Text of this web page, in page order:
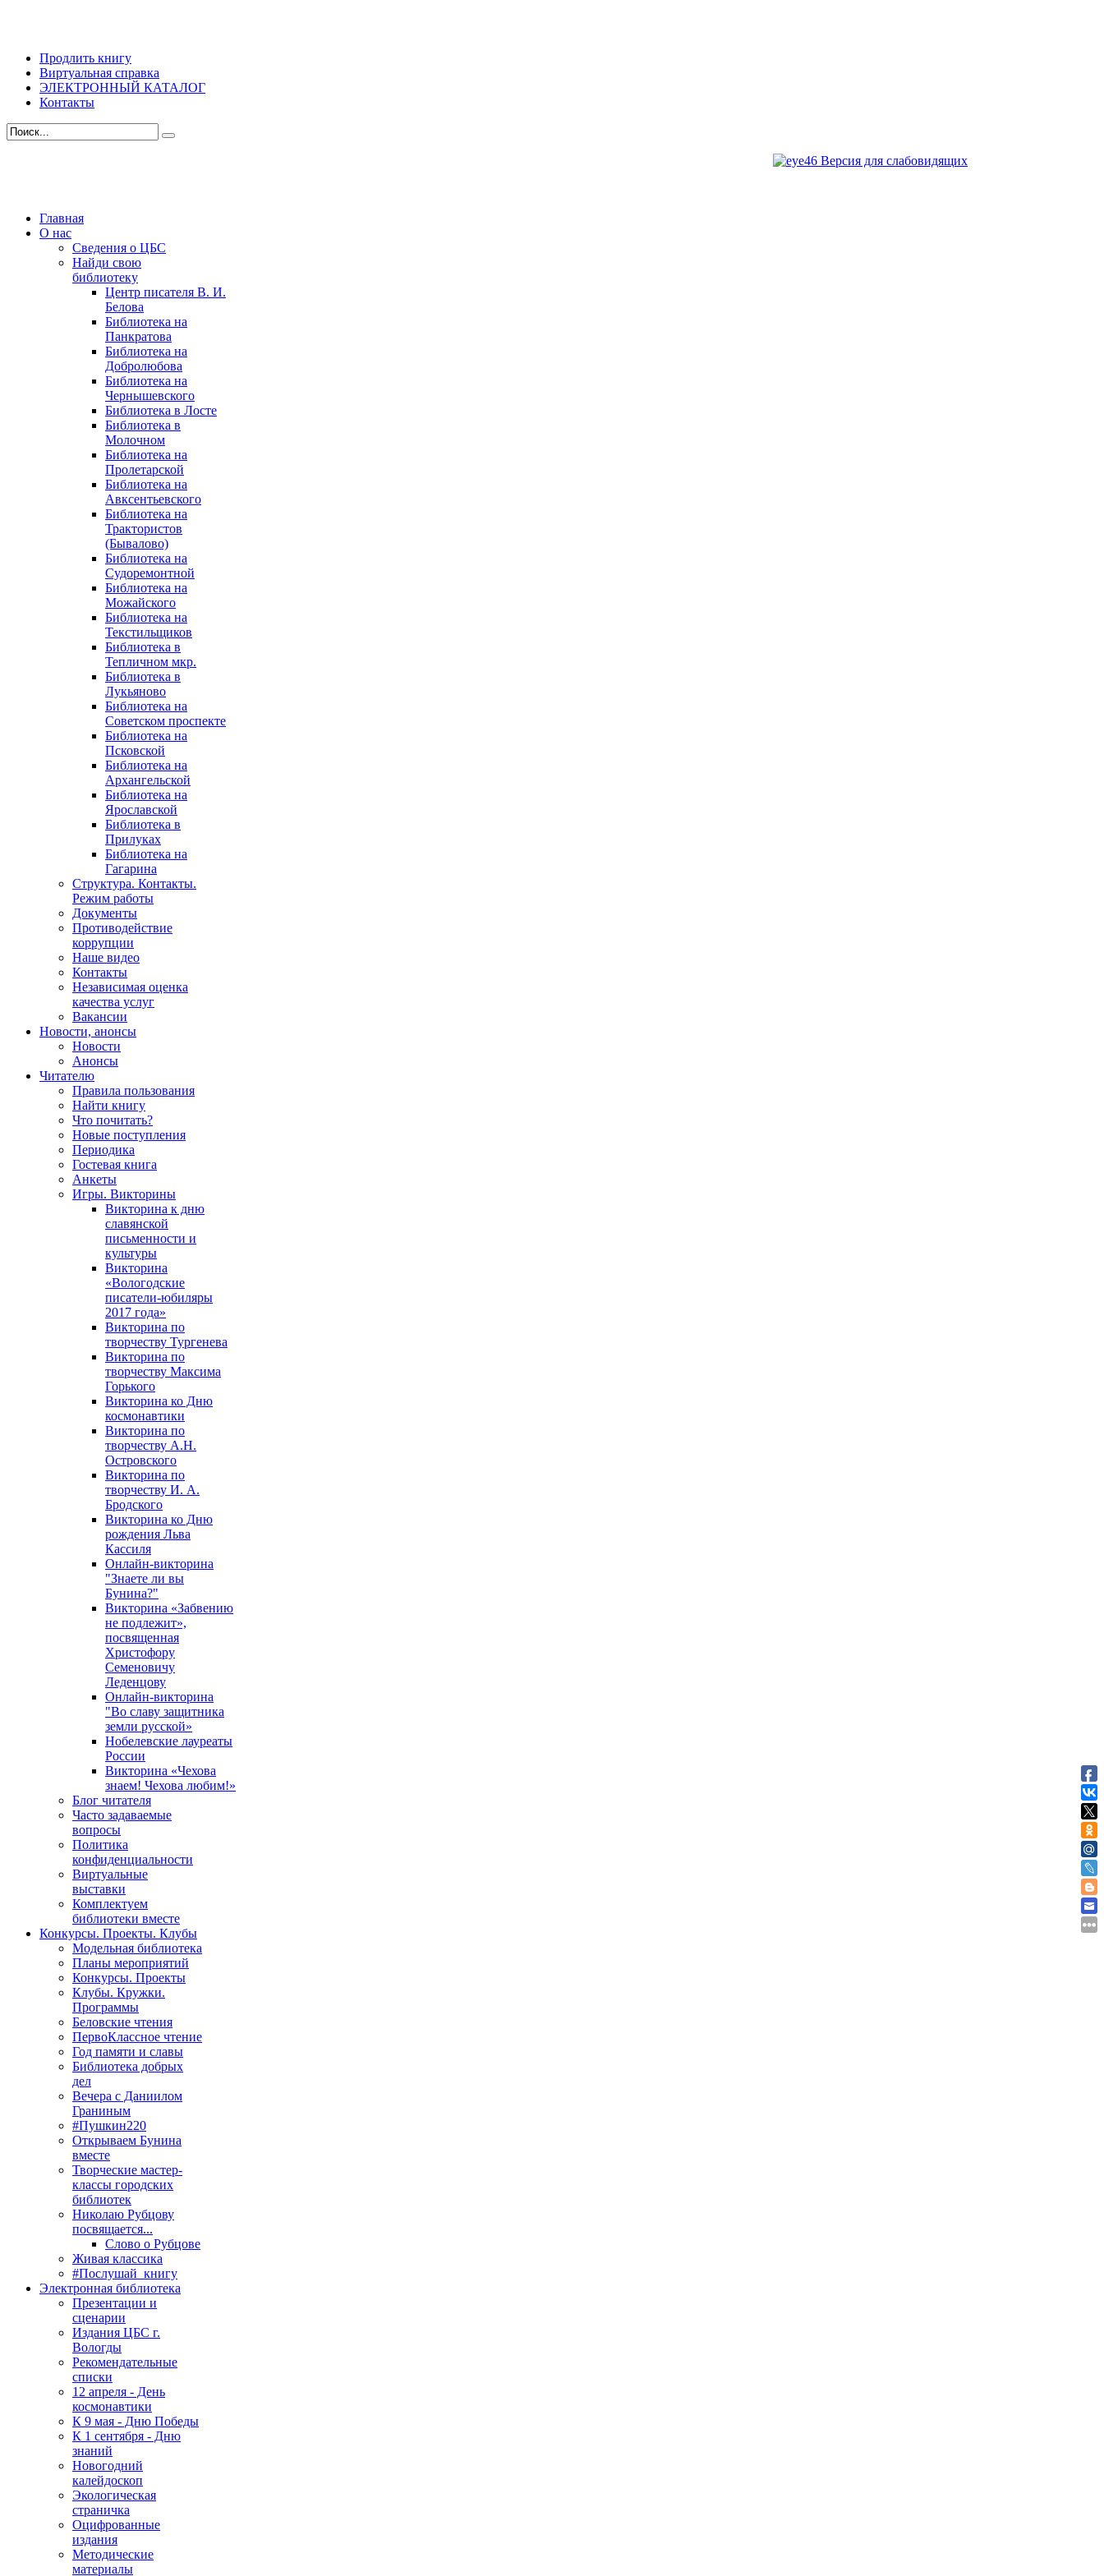
Продлить книгу
Виртуальная справка
ЭЛЕКТРОННЫЙ КАТАЛОГ
Контакты
Версия для слабовидящих
Главная
О нас
Сведения о ЦБС
Найди свою
библиотеку
Центр писателя В. И.
Белова
Библиотека на
Панкратова
Библиотека на
Добролюбова
Библиотека на
Чернышевского
Библиотека в Лосте
Библиотека в
Молочном
Библиотека на
Пролетарской
Библиотека на
Авксентьевского
Библиотека на
Трактористов
(Бывалово)
Библиотека на
Судоремонтной
Библиотека на
Можайского
Библиотека на
Текстильщиков
Библиотека в
Тепличном мкр.
Библиотека в
Лукьяново
Библиотека на
Советском проспекте
Библиотека на
Псковской
Библиотека на
Архангельской
Библиотека на
Ярославской
Библиотека в
Прилуках
Библиотека на
Гагарина
Структура. Контакты.
Режим работы
Документы
Противодействие
коррупции
Наше видео
Контакты
Независимая оценка
качества услуг
Вакансии
Новости, анонсы
Новости
Анонсы
Читателю
Правила пользования
Найти книгу
Что почитать?
Новые поступления
Периодика
Гостевая книга
Анкеты
Игры. Викторины
Викторина к дню
славянской
письменности и
культуры
Викторина
«Вологодские
писатели-юбиляры
2017 года»
Викторина по
творчеству Тургенева
Викторина по
творчеству Максима
Горького
Викторина ко Дню
космонавтики
Викторина по
творчеству А.Н.
Островского
Викторина по
творчеству И. А.
Бродского
Викторина ко Дню
рождения Льва
Кассиля
Онлайн-викторина
"Знаете ли вы
Бунина?"
Викторина «Забвению
не подлежит»,
посвященная
Христофору
Семеновичу
Леденцову
Онлайн-викторина
"Во славу защитника
земли русской»
Нобелевские лауреаты
России
Викторина «Чехова
знаем! Чехова любим!»
Блог читателя
Часто задаваемые
вопросы
Политика
конфиденциальности
Виртуальные
выставки
Комплектуем
библиотеки вместе
Конкурсы. Проекты. Клубы
Модельная библиотека
Планы мероприятий
Конкурсы. Проекты
Клубы. Кружки.
Программы
Беловские чтения
ПервоКлассное чтение
Год памяти и славы
Библиотека добрых
дел
Вечера с Даниилом
Граниным
#Пушкин220
Открываем Бунина
вместе
Творческие мастер-
классы городских
библиотек
Николаю Рубцову
посвящается...
Слово о Рубцове
Живая классика
#Послушай_книгу
Электронная библиотека
Презентации и
сценарии
Издания ЦБС г.
Вологды
Рекомендательные
списки
12 апреля - День
космонавтики
К 9 мая - Дню Победы
К 1 сентября - Дню
знаний
Новогодний
калейдоскоп
Экологическая
страничка
Оцифрованные
издания
Методические
материалы